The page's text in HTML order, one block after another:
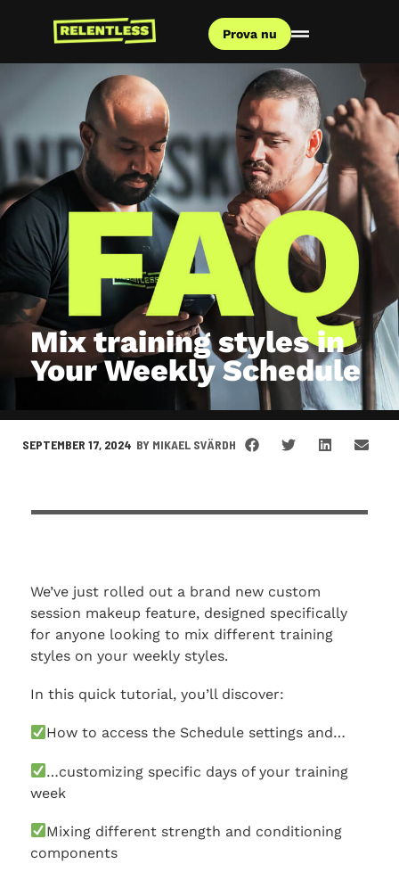
Prova nu
Mix training styles in
Your Weekly Schedule
SEPTEMBER 17, 2024 BYMIKAEL SVÄRDH
We’ve just rolled out a brand new custom
session makeup feature, designed specifically
for anyone looking to mix different training
styles on your weekly styles.
In this quick tutorial, you’ll discover:
How to access the Schedule settings and…
…customizing specific days of your training
week
Mixing different strength and conditioning
components